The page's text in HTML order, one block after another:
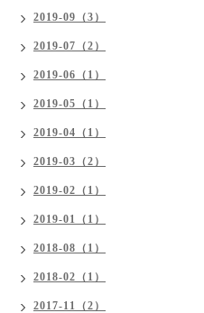
2019-09（3）
2019-07（2）
2019-06（1）
2019-05（1）
2019-04（1）
2019-03（2）
2019-02（1）
2019-01（1）
2018-08（1）
2018-02（1）
2017-11（2）